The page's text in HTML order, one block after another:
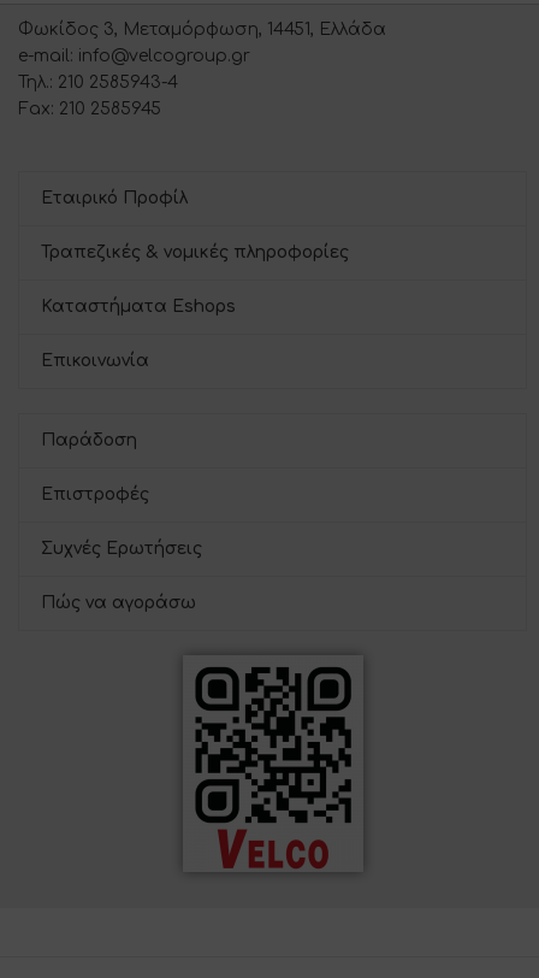
Φωκίδος 3, Μεταμόρφωση, 14451, Ελλάδα
e-mail: info@velcogroup.gr
Τηλ.: 210 2585943-4
Fax: 210 2585945
Εταιρικό Προφίλ
Τραπεζικές & νομικές πληροφορίες
Καταστήματα Eshops
Επικοινωνία
Παράδοση
Επιστροφές
Συχνές Ερωτήσεις
Πώς να αγοράσω